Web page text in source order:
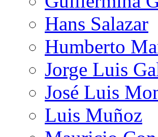
Hans Salazar
Humberto
Jorge Luis
José Luis
Luis Muñoz